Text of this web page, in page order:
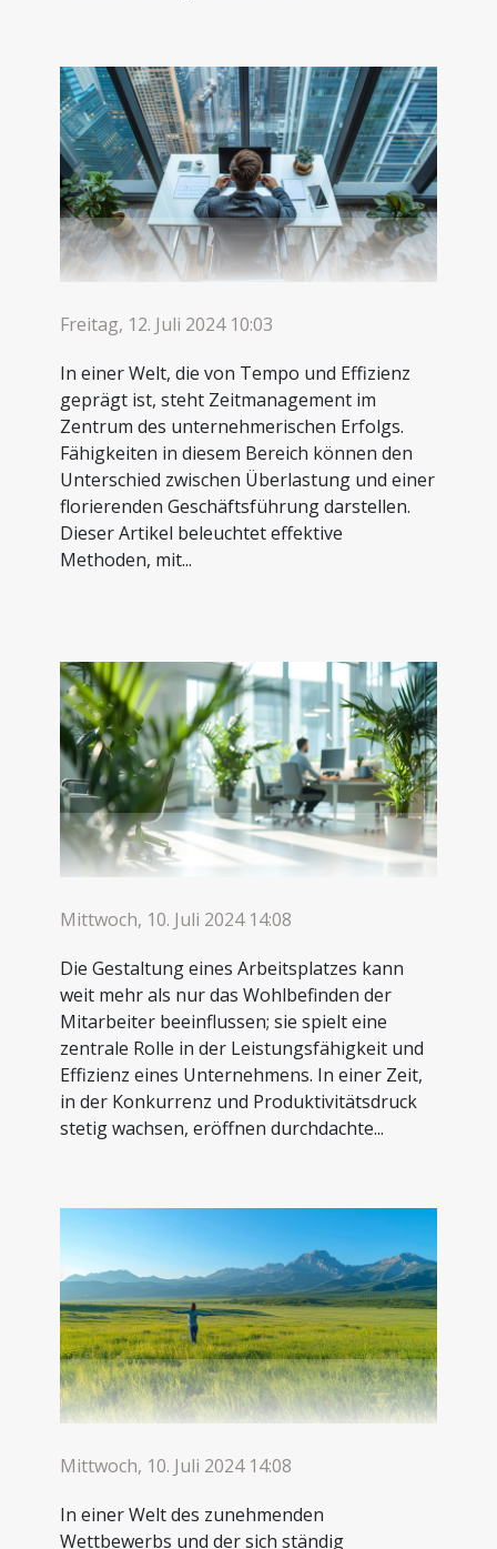
Freitag, 12. Juli 2024 10:03
In einer Welt, die von Tempo und Effizienz
geprägt ist, steht Zeitmanagement im
Zentrum des unternehmerischen Erfolgs.
Fähigkeiten in diesem Bereich können den
Unterschied zwischen Überlastung und einer
florierenden Geschäftsführung darstellen.
Dieser Artikel beleuchtet effektive
Methoden, mit...
Mittwoch, 10. Juli 2024 14:08
Die Gestaltung eines Arbeitsplatzes kann
weit mehr als nur das Wohlbefinden der
Mitarbeiter beeinflussen; sie spielt eine
zentrale Rolle in der Leistungsfähigkeit und
Effizienz eines Unternehmens. In einer Zeit,
in der Konkurrenz und Produktivitätsdruck
stetig wachsen, eröffnen durchdachte...
Mittwoch, 10. Juli 2024 14:08
In einer Welt des zunehmenden
Wettbewerbs und der sich ständig